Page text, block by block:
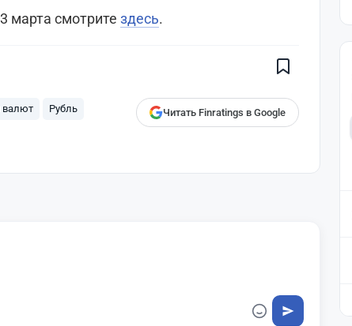
марта смотрите здесь.
валют Рубль Читать Finratings в Google
Finratings.kz— и наши материалы